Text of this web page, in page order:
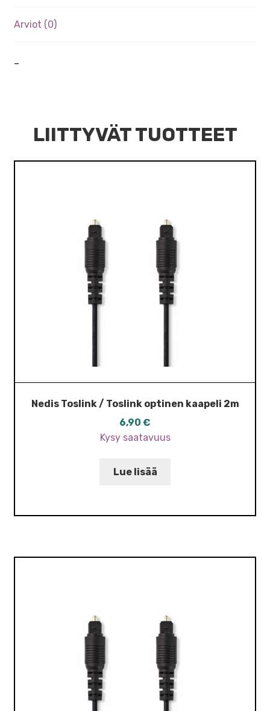
Arviot (0)
–
LIITTYVÄT TUOTTEET
Nedis Toslink / Toslink optinen kaapeli 2m
6,90 €
Kysy saatavuus
Lue lisää